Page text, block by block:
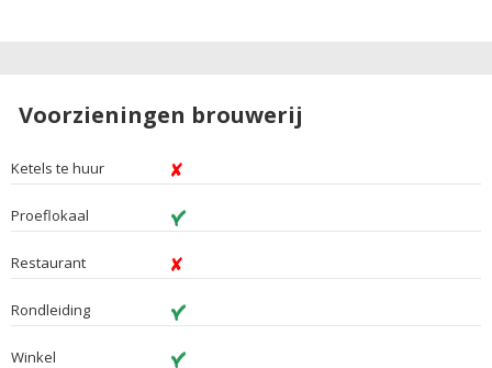
Voorzieningen brouwerij
Ketels te huur
Proeflokaal
Restaurant
Rondleiding
Winkel